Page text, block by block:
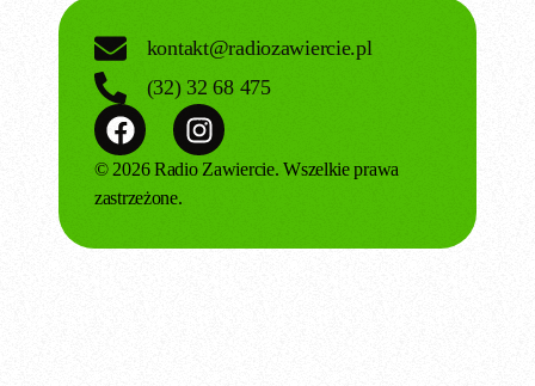
kontakt@radiozawiercie.pl
(32) 32 68 475
© 2026 Radio Zawiercie. Wszelkie prawa
zastrzeżone.